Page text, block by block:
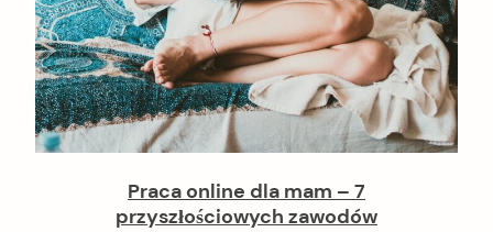
Praca online dla mam – 7
przyszłościowych zawodów